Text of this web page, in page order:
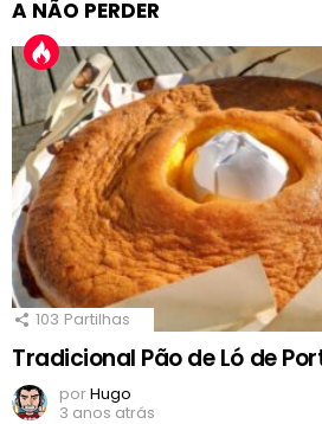
A NÃO PERDER
103 Partilhas
Tradicional Pão de Ló de
porHugo
3 anos atrás